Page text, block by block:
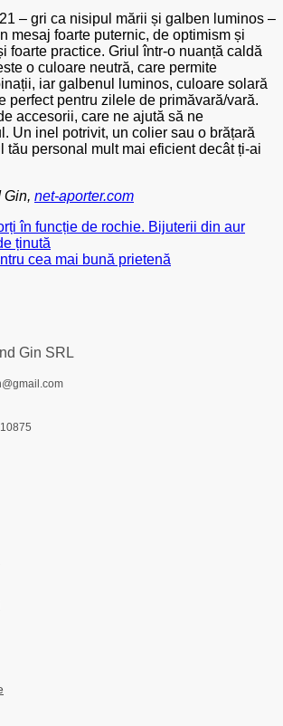
– gri ca nisipul mării și galben luminos –
mesaj foarte puternic, de optimism și
foarte practice. Griul într-o nuanță caldă
o culoare neutră, care permite
iar galbenul luminos, culoare solară
perfect pentru zilele de primăvară/vară.
accesorii, care ne ajută să ne
Un inel potrivit, un colier sau o brățară
tău personal mult mai eficient decât ți-ai
Gin, net-aporter.com
în funcție de rochie. Bijuterii din aur
ținută
cea mai bună prietenă
Gin SRL